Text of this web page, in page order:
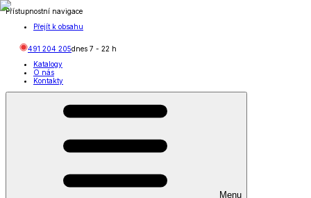
Přístupnostní navigace
Přejít k obsahu
491 204 205dnes 7 - 22 h
Katalogy
O nás
Kontakty
Menu